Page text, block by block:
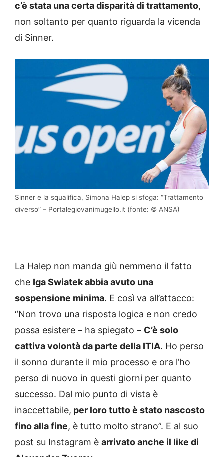
c’è stata una certa disparità di trattamento,
non soltanto per quanto riguarda la vicenda
di Sinner.
Sinner e la squalifica, Simona Halep si sfoga: “Trattamento
diverso” – Portalegiovanimugello.it (fonte: © ANSA)
La Halep non manda giù nemmeno il fatto
che Iga Swiatek abbia avuto una
sospensione minima. E così va all’attacco:
“Non trovo una risposta logica e non credo
possa esistere – ha spiegato – C’è solo
cattiva volontà da parte della ITIA. Ho perso
il sonno durante il mio processo e ora l’ho
perso di nuovo in questi giorni per quanto
successo. Dal mio punto di vista è
inaccettabile, per loro tutto è stato nascosto
fino alla fine, è tutto molto strano”. E al suo
post su Instagram è arrivato anche il like di